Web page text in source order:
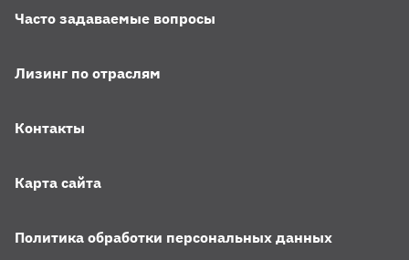
Часто задаваемые вопросы
Лизинг по отраслям
Контакты
Карта сайта
Политика обработки персональных данных